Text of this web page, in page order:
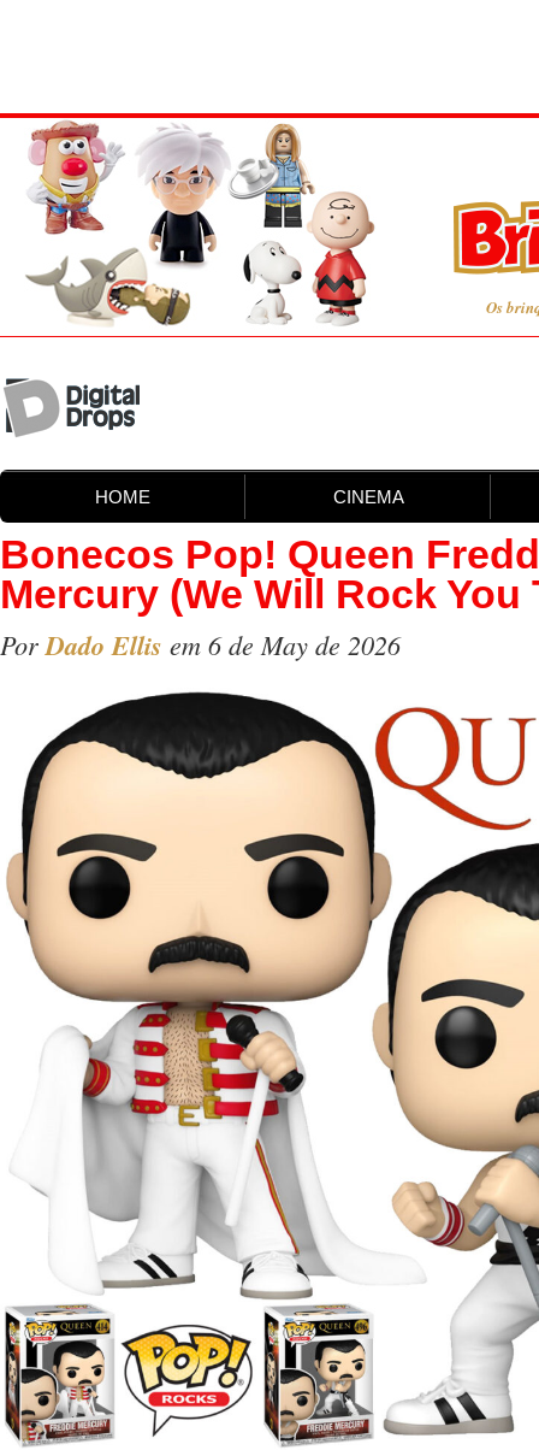
Os
HOME CINEMA
Bonecos Pop! Queen
Mercury (We Will Rock You
PorDado Ellis em 6 de May de 2026